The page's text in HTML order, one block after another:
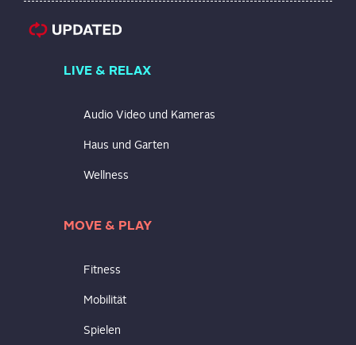
LIVE & RELAX
Audio Video und Kameras
Haus und Garten
Wellness
MOVE & PLAY
Fitness
Mobilität
Spielen